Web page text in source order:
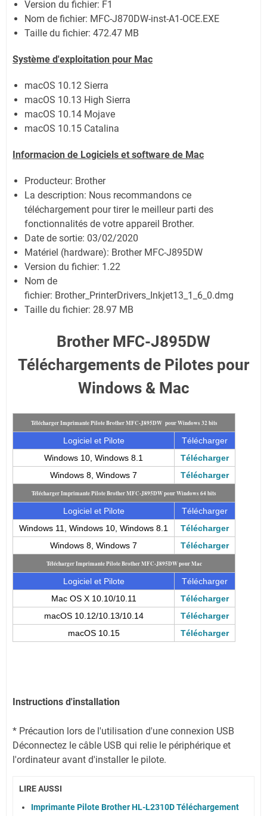
Version du fichier: F1
Nom de fichier: MFC-J870DW-inst-A1-OCE.EXE
Taille du fichier: 472.47 MB
Système d'exploitation pour Mac
macOS 10.12 Sierra
macOS 10.13 High Sierra
macOS 10.14 Mojave
macOS 10.15 Catalina
Informacion de Logiciels et software de Mac
Producteur: Brother
La description: Nous recommandons ce
téléchargement pour tirer le meilleur parti des
fonctionnalités de votre appareil Brother.
Date de sortie: 03/02/2020
Matériel (hardware): Brother MFC-J895DW
Version du fichier: 1.22
Nom de
fichier: Brother_PrinterDrivers_Inkjet13_1_6_0.dmg
Taille du fichier: 28.97 MB
Brother MFC-J895DW
Téléchargements de Pilotes pour
Windows & Mac
Télécharger Imprimante Pilote Brother MFC-J895DW pour Windows 32 bits
Logiciel et Pilote
Télécharger
Windows 10, Windows 8.1
Télécharger
Windows 8, Windows 7
Télécharger
Télécharger Imprimante Pilote Brother MFC-J895DW pour Windows 64 bits
Logiciel et Pilote
Télécharger
Windows 11, Windows 10, Windows 8.1
Télécharger
Windows 8, Windows 7
Télécharger
Télécharger Imprimante Pilote Brother MFC-J895DW pour Mac
Logiciel et Pilote
Télécharger
Mac OS X 10.10/10.11
Télécharger
macOS 10.12/10.13/10.14
Télécharger
macOS 10.15
Télécharger
Instructions d'installation
* Précaution lors de l'utilisation d'une connexion USB
Déconnectez le câble USB qui relie le périphérique et
l'ordinateur avant d'installer le pilote.
LIRE AUSSI
Imprimante Pilote Brother HL-L2310D Téléchargement